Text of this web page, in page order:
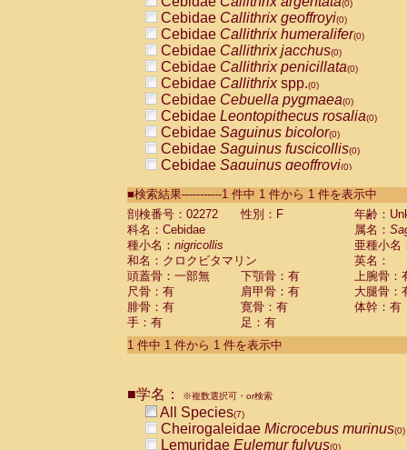
(0)
Cebidae Callithrix geoffroyi(0)
Cebidae Callithrix humeralifer(0)
Cebidae Callithrix jacchus(0)
Cebidae Callithrix penicillata(0)
Cebidae Callithrixspp.(0)
Cebidae Cebuella pygmaea(0)
Cebidae Leontopithecus rosalia(0)
Cebidae Saguinus bicolor(0)
Cebidae Saguinus fuscicollis(0)
Cebidae Saguinus geoffroyi(0)
CebidaeSaguinus labiatus(0)
Cebidae Saguinus leucopus (0)
Cebidae
CebidaeSaguinus mystax
CebidaeSaguinus nigricollis (1)
Cebidae Saguinus oedipus
Cebidae Saguinus weddelli
Cebidae Saguinusspp.
Cebidae Aotus trivirgatus
Cebidae Cebus albifrons
CebidaeCebus nigrivittatus
CebidaeCebus
CebidaeSaimiri boliviensis(0)
CebidaeSaimiri sciureus(0)
■検索結果-----------1 件中 1 件から 1 件を表示中
剖検番号：02272
性別：F
年齢：
科名：Cebidae
属名：
種小名： nigricollis
亜種小名
和名：クロクビタマリン
英名：
頭蓋骨：一部無
下顎骨：有
上腕骨：
尺骨：有
肩甲骨：有
大腿骨：
腓骨：有
寛骨：有
体幹：有
手：有
足：有
1 件中 1 件から 1 件を表示中
■学名： ※複数選択可・or検索
All Species(7)
Cheirogaleidae Microcebus murinus(0)
Lemuridae Eulemur fulvus(0)